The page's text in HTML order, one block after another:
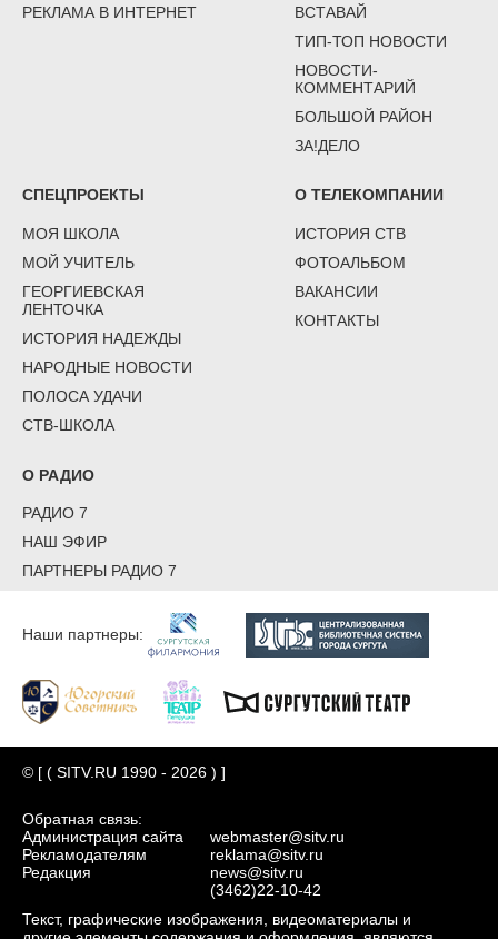
РЕКЛАМА В ИНТЕРНЕТ
ВСТАВАЙ
ТИП-ТОП НОВОСТИ
НОВОСТИ-
КОММЕНТАРИЙ
БОЛЬШОЙ РАЙОН
ЗА!ДЕЛО
СПЕЦПРОЕКТЫ
МОЯ ШКОЛА
МОЙ УЧИТЕЛЬ
ГЕОРГИЕВСКАЯ
ЛЕНТОЧКА
ИСТОРИЯ НАДЕЖДЫ
НАРОДНЫЕ НОВОСТИ
ПОЛОСА УДАЧИ
СТВ-ШКОЛА
О ТЕЛЕКОМПАНИИ
ИСТОРИЯ СТВ
ФОТОАЛЬБОМ
ВАКАНСИИ
КОНТАКТЫ
О РАДИО
РАДИО 7
НАШ ЭФИР
ПАРТНЕРЫ РАДИО 7
Наши партнеры:
© [ ( SITV.RU 1990 - 2026 ) ]
Обратная связь:
Администрация сайта
Рекламодателям
Редакция
webmaster@sitv.ru
reklama@sitv.ru
news@sitv.ru
(3462)22-10-42
Текст, графические изображения, видеоматериалы и